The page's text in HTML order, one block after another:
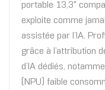
portable 13,3"
exploite comme
assistée par l’IA.
grâce à l’attribution
d’IA dédiés,
(NPU) faible